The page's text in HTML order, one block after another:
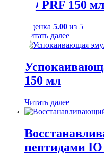
IO PRF 150 мл
Оценка 5.00 из 5
Читать далее
150 мл
Читать далее
пептидами